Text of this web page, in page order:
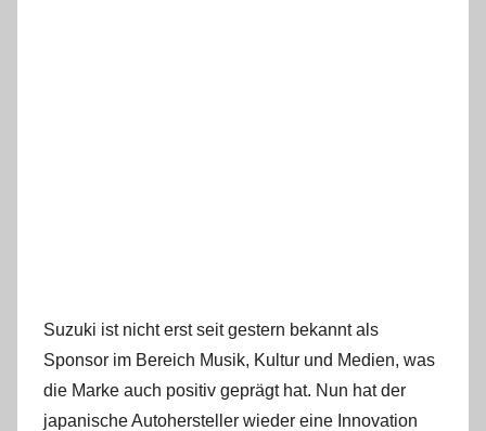
Suzuki ist nicht erst seit gestern bekannt als
Sponsor im Bereich Musik, Kultur und Medien, was
die Marke auch positiv geprägt hat. Nun hat der
japanische Autohersteller wieder eine Innovation